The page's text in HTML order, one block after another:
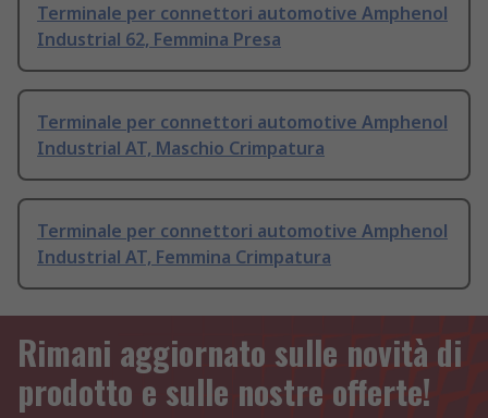
Terminale per connettori automotive Amphenol
Industrial 62, Femmina Presa
Terminale per connettori automotive Amphenol
Industrial AT, Maschio Crimpatura
Terminale per connettori automotive Amphenol
Industrial AT, Femmina Crimpatura
Rimani aggiornato sulle novità di
prodotto e sulle nostre offerte!